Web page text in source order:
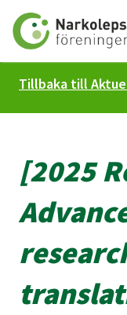
Till startsidan
Tillbaka till
[2025